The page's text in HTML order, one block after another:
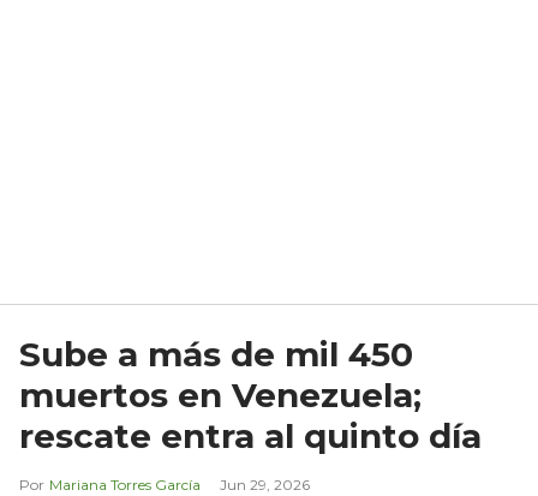
Sube a más de mil 450
muertos en Venezuela;
rescate entra al quinto día
Mariana Torres García Jun 29, 2026